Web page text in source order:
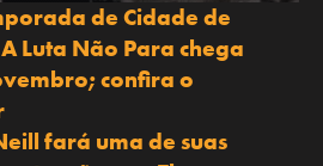
de Cidade de
Luta Não Para chega
confira o
fará uma de suas